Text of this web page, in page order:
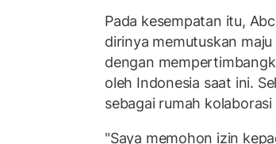
Pada kesempatan itu,
dirinya memutuskan
dengan
oleh Indonesia saat ini.
sebagai rumah
"Saya memohon izin